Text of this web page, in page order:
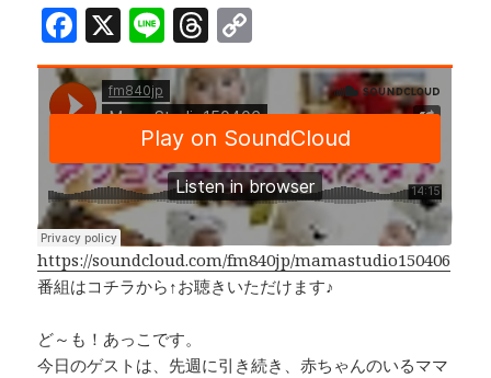
F
a
c
e
b
o
o
k
X Li
n
e
T
h
r
e
a
d
s
o
p
y
Li
n
k
https://soundcloud.com/fm840jp/mamastudio150406
番組はコチラから↑お聴きいただけます♪
ど～も！あっこです。
今日のゲストは、先週に引き続き、赤ちゃんのいるママ